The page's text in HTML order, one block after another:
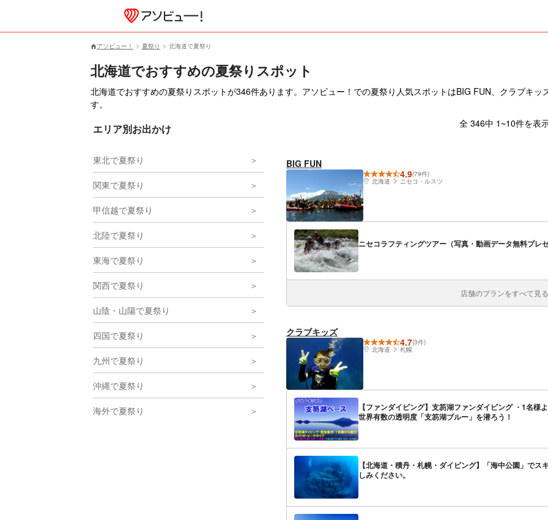
アソビュー！ 夏祭り 北海道で夏祭り
北海道でおすすめの夏祭りスポット
北海道でおすすめの夏祭りスポットが346件あります。アソビュー！での夏祭り人気スポットはBIG FUN、クラブキ
す。
全 346中 1~10件を表
BIG FUN
4.9(79件)
北海道
ニセコ・ルスツ
ニセコラフティングツアー（写真・動画データ無料プレ
店舗のプランをすべて見
クラブキッズ
4.7(3件)
北海道
札幌
【ファンダイビング】支笏湖ファンダイビング ・1名
世界有数の透明度「支笏湖ブルー」を潜ろう！
【北海道・積丹・札幌・ダイビング】「海中公園」で
しみください。
エリア別お出かけ
東北で夏祭り
関東で夏祭り
甲信越で夏祭り
北陸で夏祭り
東海で夏祭り
関西で夏祭り
山陰・山陽で夏祭り
四国で夏祭り
九州で夏祭り
沖縄で夏祭り
海外で夏祭り